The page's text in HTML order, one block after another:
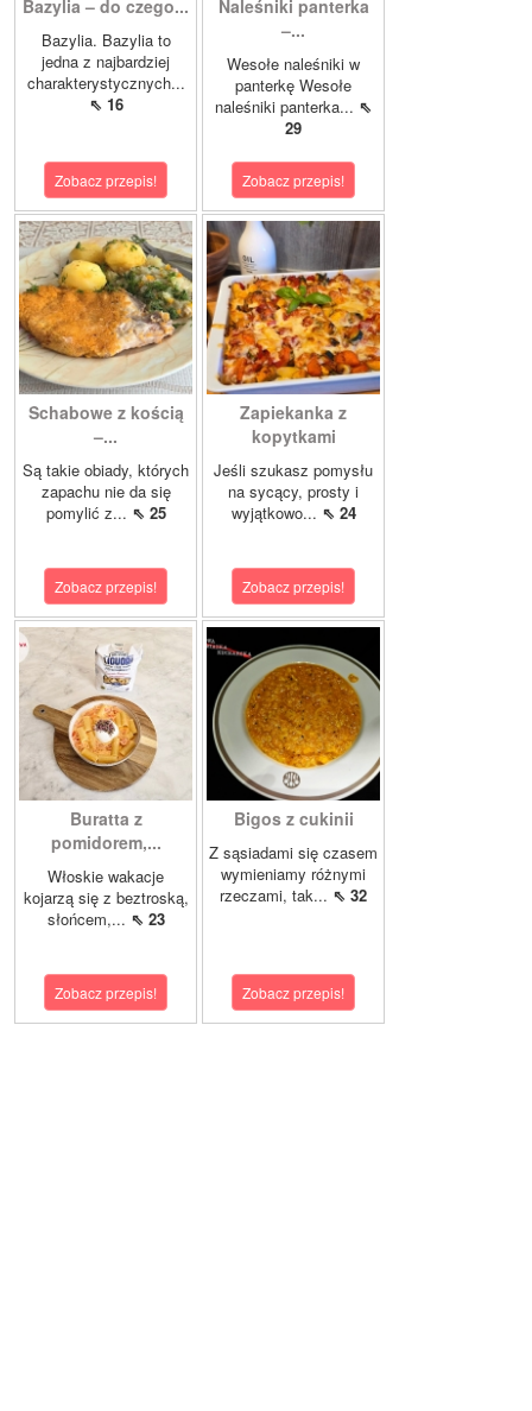
Bazylia – do czego...
Bazylia. Bazylia to
jedna z najbardziej
charakterystycznych...
⇖ 16
Zobacz przepis!
Naleśniki panterka
–...
Wesołe naleśniki w
panterkę Wesołe
naleśniki panterka... ⇖
29
Zobacz przepis!
Schabowe z kością
–...
Są takie obiady, których
zapachu nie da się
pomylić z... ⇖ 25
Zobacz przepis!
Zapiekanka z
kopytkami
Jeśli szukasz pomysłu
na sycący, prosty i
wyjątkowo... ⇖ 24
Zobacz przepis!
Buratta z
pomidorem,...
Włoskie wakacje
kojarzą się z beztroską,
słońcem,... ⇖ 23
Zobacz przepis!
Bigos z cukinii
Z sąsiadami się czasem
wymieniamy różnymi
rzeczami, tak... ⇖ 32
Zobacz przepis!